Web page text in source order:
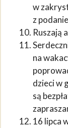
w
z
Ruszają
na
dzieci w
są
16 lipca